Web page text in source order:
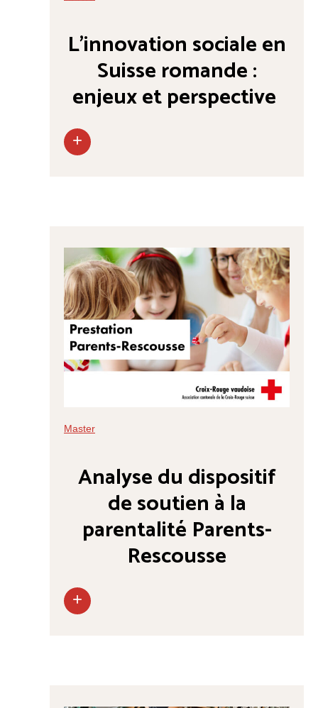
L’innovation sociale en
Suisse romande :
enjeux et perspective
+
Master
Analyse du dispositif
de soutien à la
parentalité Parents-
Rescousse
+